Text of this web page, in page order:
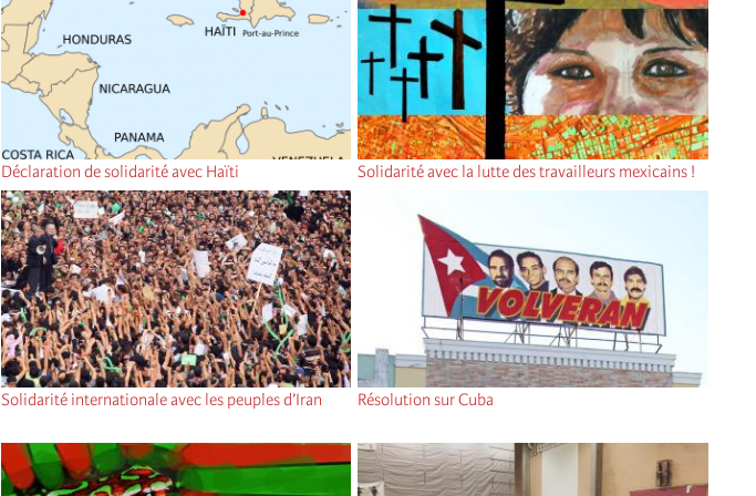
Déclaration de solidarité avec Haïti Solidarité avec la lutte des travailleurs mexicains !
Solidarité internationale avec les peuples d’Iran Résolution sur Cuba